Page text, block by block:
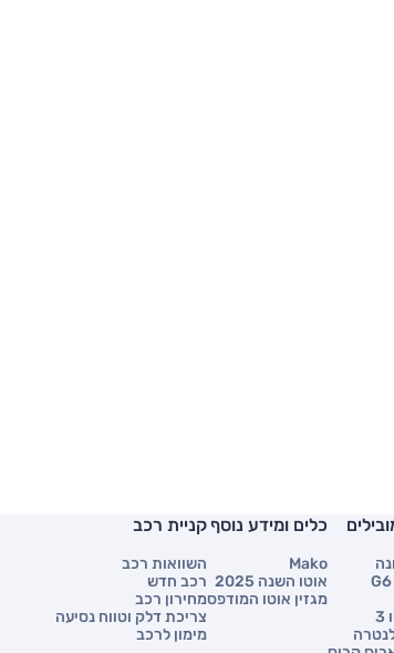
כלים ומידע נוסף
Mako
אוטו השנה 2025
מגזין אוטו המודפס
קניית רכב
השוואות רכב
רכב חדש
מחירון רכב
צריכת דלק וטווח נסיעה
מימון לרכב